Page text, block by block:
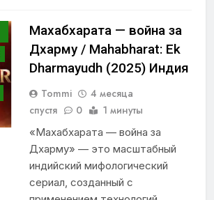
Махабхарата — война за
Дхарму / Mahabharat: Ek
Dharmayudh (2025) Индия
Tommi
4 месяца
спустя
0 1 минуты
«Махабхарата — война за
Дхарму» — это масштабный
индийский мифологический
сериал, созданный с